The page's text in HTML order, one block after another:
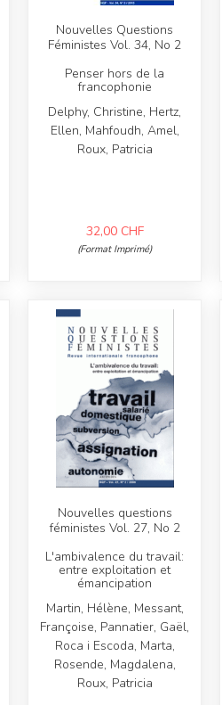
Nouvelles Questions
Féministes Vol. 34, No 2
Penser hors de la
francophonie
Delphy, Christine, Hertz,
Ellen, Mahfoudh, Amel,
Roux, Patricia
32,00 CHF
(Format Imprimé)
Nouvelles questions
féministes Vol. 27, No 2
L'ambivalence du travail:
entre exploitation et
émancipation
Martin, Hélène, Messant,
Françoise, Pannatier, Gaël,
Roca i Escoda, Marta,
Rosende, Magdalena,
Roux, Patricia